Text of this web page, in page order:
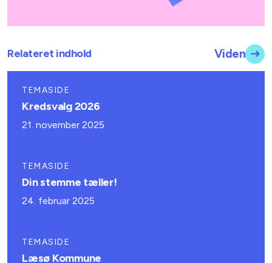
Relateret indhold Viden
TEMASIDE
Kredsvalg 2026
21. november 2025
TEMASIDE
Din stemme tæller!
24. februar 2025
TEMASIDE
Læsø Kommune